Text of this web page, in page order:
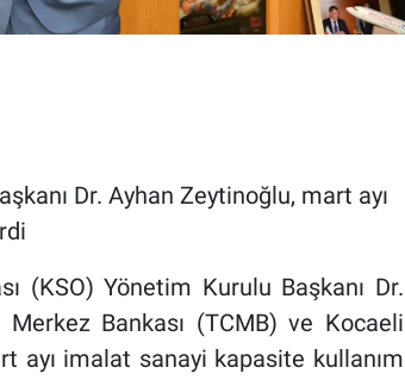
Dr. Ayhan Zeytinoğlu, mart ayı
(KSO) Yönetim Kurulu Başkanı Dr.
Bankası (TCMB) ve Kocaeli
ayı imalat sanayi kapasite kullanım